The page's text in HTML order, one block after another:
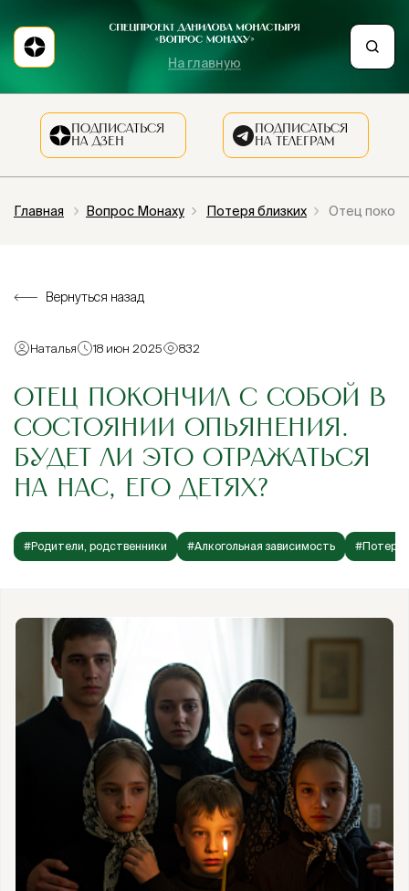
На главную
ПОДПИСАТЬСЯ
НА ДЗЕН
ПОДПИСАТЬСЯ
НА ТЕЛЕГРАМ
Главная Вопрос Монаху Потеря близких Отец
Вернуться назад
Наталья 18 июн 2025 832
ОТЕЦ ПОКОНЧИЛ С СОБОЙ В
СОСТОЯНИИ ОПЬЯНЕНИЯ.
БУДЕТ ЛИ ЭТО ОТРАЖАТЬСЯ
НА НАС, ЕГО ДЕТЯХ?
#Родители, родственники #Алкогольная зависимость #Потеря